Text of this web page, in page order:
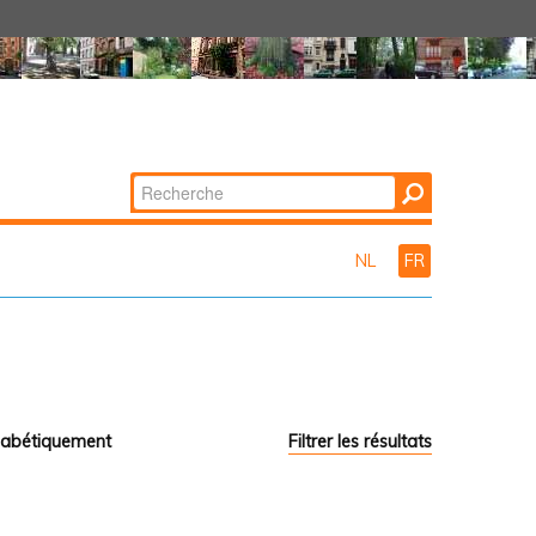
Chercher par
Recherche
NL FR
Filtrer les résultats